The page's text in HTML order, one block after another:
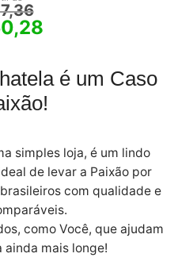
é um Caso
simples loja, é um lindo
de levar a Paixão por
com qualidade e
como Você, que ajudam
ainda mais longe!